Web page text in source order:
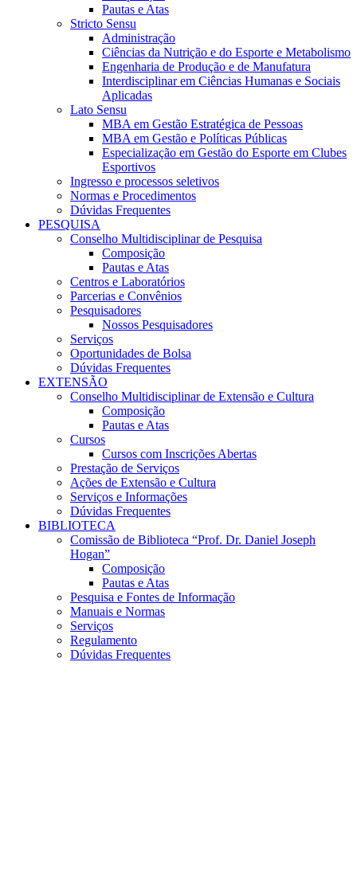
Pautas e Atas
Stricto Sensu
Administração
Ciências da Nutrição e do Esporte e Metabolismo
Engenharia de Produção e de Manufatura
Interdisciplinar em Ciências Humanas e Sociais
Aplicadas
Lato Sensu
MBA em Gestão Estratégica de Pessoas
MBA em Gestão e Políticas Públicas
Especialização em Gestão do Esporte em Clubes
Esportivos
Ingresso e processos seletivos
Normas e Procedimentos
Dúvidas Frequentes
PESQUISA
Conselho Multidisciplinar de Pesquisa
Composição
Pautas e Atas
Centros e Laboratórios
Parcerias e Convênios
Pesquisadores
Nossos Pesquisadores
Serviços
Oportunidades de Bolsa
Dúvidas Frequentes
EXTENSÃO
Conselho Multidisciplinar de Extensão e Cultura
Composição
Pautas e Atas
Cursos
Cursos com Inscrições Abertas
Prestação de Serviços
Ações de Extensão e Cultura
Serviços e Informações
Dúvidas Frequentes
BIBLIOTECA
Comissão de Biblioteca “Prof. Dr. Daniel Joseph
Hogan”
Composição
Pautas e Atas
Pesquisa e Fontes de Informação
Manuais e Normas
Serviços
Regulamento
Dúvidas Frequentes